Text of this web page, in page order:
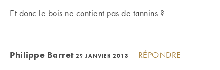
Et donc le bois ne contient pas de tannins ?
Philippe Barret 29 JANVIER 2013
RÉPONDRE